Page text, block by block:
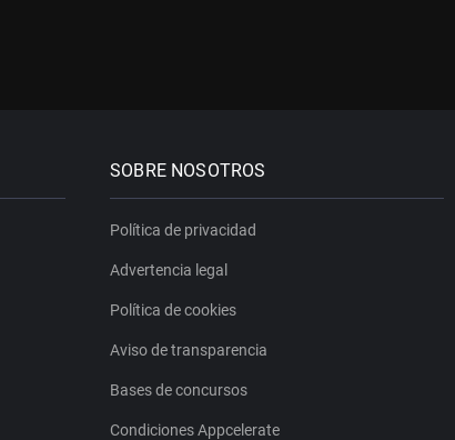
SOBRE NOSOTROS
Política de privacidad
Advertencia legal
Política de cookies
Aviso de transparencia
Bases de concursos
Condiciones Appcelerate